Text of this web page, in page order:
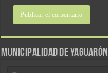
MUNICIPALIDAD DE YAGUARÓN